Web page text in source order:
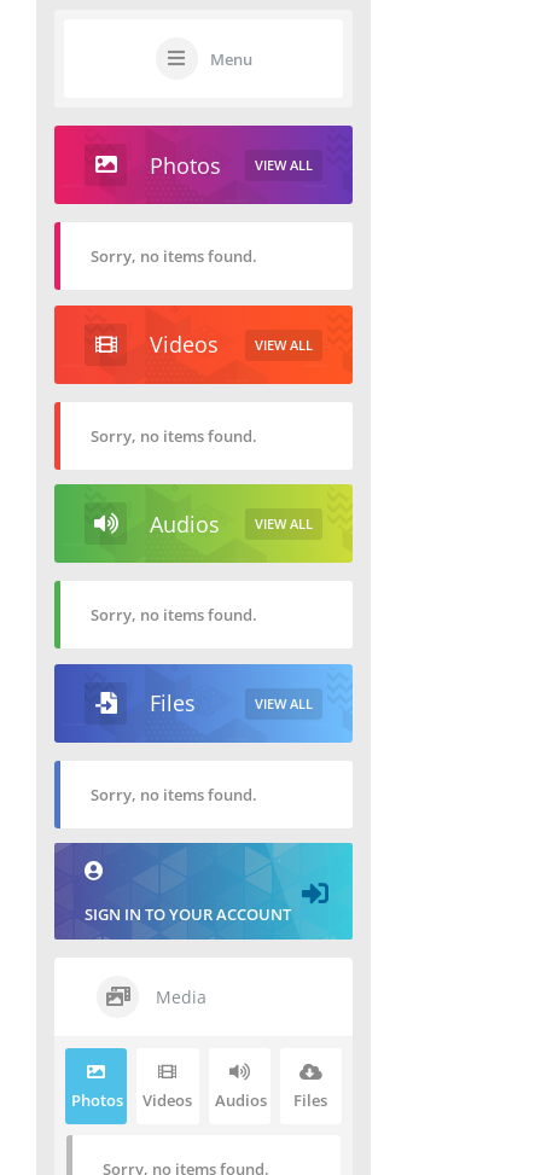
Menu
Photos VIEW ALL
Sorry, no items found.
Videos VIEW ALL
Sorry, no items found.
Audios VIEW ALL
Sorry, no items found.
Files VIEW ALL
Sorry, no items found.
SIGN IN TO YOUR ACCOUNT
Media
Photos Videos Audios Files
Sorry, no items found.